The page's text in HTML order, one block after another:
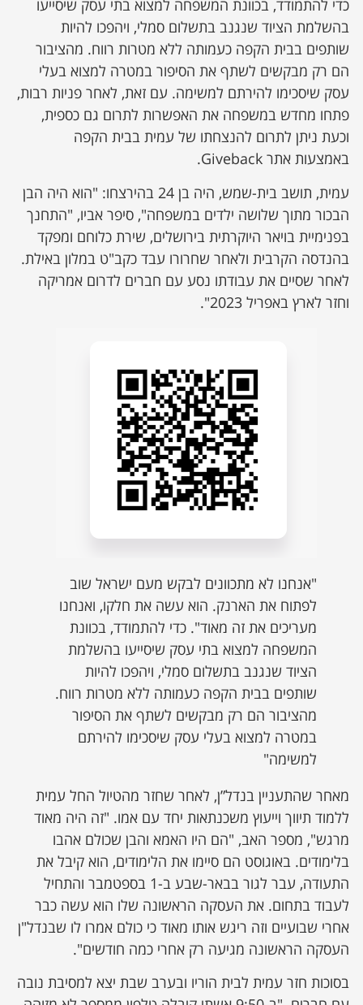
כדי להתמודד, בכוונת המשפחה למצוא בתי עסק שיסייעו
בהשלמת הציוד שנגנב בתשלום סמלי, ויהפכו להיות
שותפים בבית הקפה כעמותה ללא מטרות רווח. מהציבור
הם רק מבקשים לשתף את הסיפור במטרה למצוא בעלי
עסק שיסכימו להירתם למשימה. עם זאת, לאחר פניות רבות,
פתחו מחדש במשפחה את האפשרות לתרום גם כספית,
וכעת ניתן לתרום להנצחתו של עמית בבית הקפה
באמצעות אתר Giveback.
עמית, תושב בית-שמש, היה בן 24 בהירצחו: "הוא היה הבן
הבכור מתוך שלושה ילדים במשפחה", סיפר אביו, "התחנך
בפנימיית בויאר היוקרתית בירושלים, שירת כלוחם ומפקד
בהנדסה הקרבית ולאחר שחרורו עבד כקב"ט במלון באילת.
לאחר שסיים את עבודתו נסע עם חברים לדרום אמריקה
וחזר לארץ באפריל 2023".
"אנחנו לא מתכוונים לבקש מעם ישראל שוב
לפתוח את הארנק. הוא עשה את חלקו, ואנחנו
מעריכים את זה מאוד". כדי להתמודד, בכוונת
המשפחה למצוא בתי עסק שיסייעו בהשלמת
הציוד שנגנב בתשלום סמלי, ויהפכו להיות
שותפים בבית הקפה כעמותה ללא מטרות רווח.
מהציבור הם רק מבקשים לשתף את הסיפור
במטרה למצוא בעלי עסק שיסכימו להירתם
למשימה"
מאחר שהתעניין בנדל”ן, לאחר שחזר מהטיול החל עמית
ללמוד תיווך וייעוץ משכנתאות יחד עם אמו. "זה היה מאוד
מרגש", מספר האב, "הם היו האמא והבן שכולם אהבו
בלימודים. באוגוסט הם סיימו את הלימודים, הוא קיבל את
התעודה, עבר לגור בבאר-שבע ב-1 בספטמבר והתחיל
לעבוד בתחום. את העסקה הראשונה שלו הוא עשה כבר
אחרי שבועיים וזה ריגש אותו מאוד כי כולם אמרו לו שבנדל"ן
העסקה הראשונה מגיעה רק אחרי כמה חודשים".
בסוכות חזר עמית לבית הוריו ובערב שבת יצא למסיבת נובה